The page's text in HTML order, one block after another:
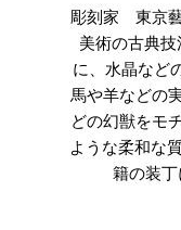
彫刻家 東京藝
美術の古典
に、水晶など
馬や羊などの
どの幻獣をモ
ような柔和な
籍の装丁